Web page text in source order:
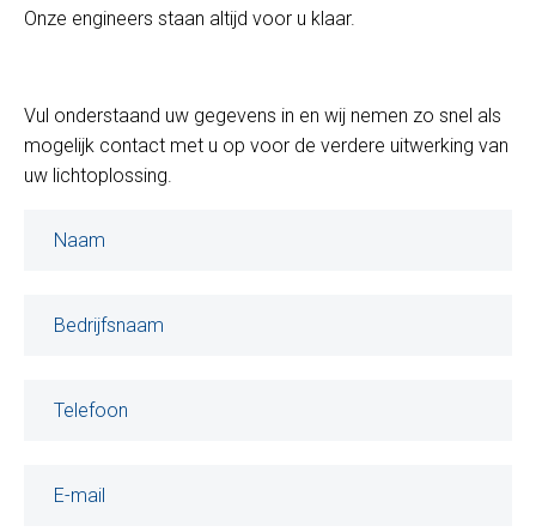
Onze engineers staan altijd voor u klaar.
Vul onderstaand uw gegevens in en wij nemen zo snel als
mogelijk contact met u op voor de verdere uitwerking van
uw lichtoplossing.